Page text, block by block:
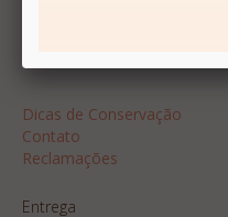
Dicas de Conservação
Contato
Reclamações
Entrega